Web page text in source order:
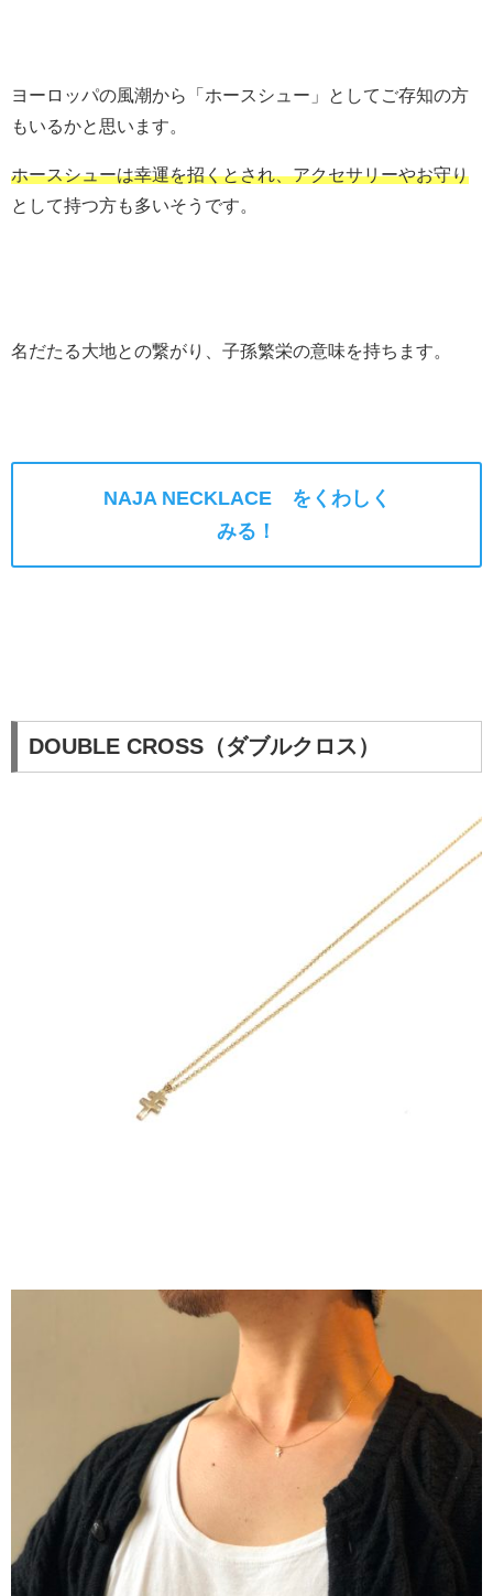
ヨーロッパの風潮から「ホースシュー」としてご存知の方
もいるかと思います。
ホースシューは幸運を招くとされ、アクセサリーやお守り
として持つ方も多いそうです。
名だたる大地との繋がり、子孫繁栄の意味を持ちます。
NAJA NECKLACE をくわしく
みる！
DOUBLE CROSS（ダブルクロス）